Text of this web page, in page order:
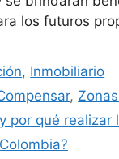
los futuros
, Inmobiliario
,
por qué realizar